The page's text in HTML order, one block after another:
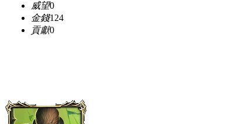
威望0
金錢124
貢獻0